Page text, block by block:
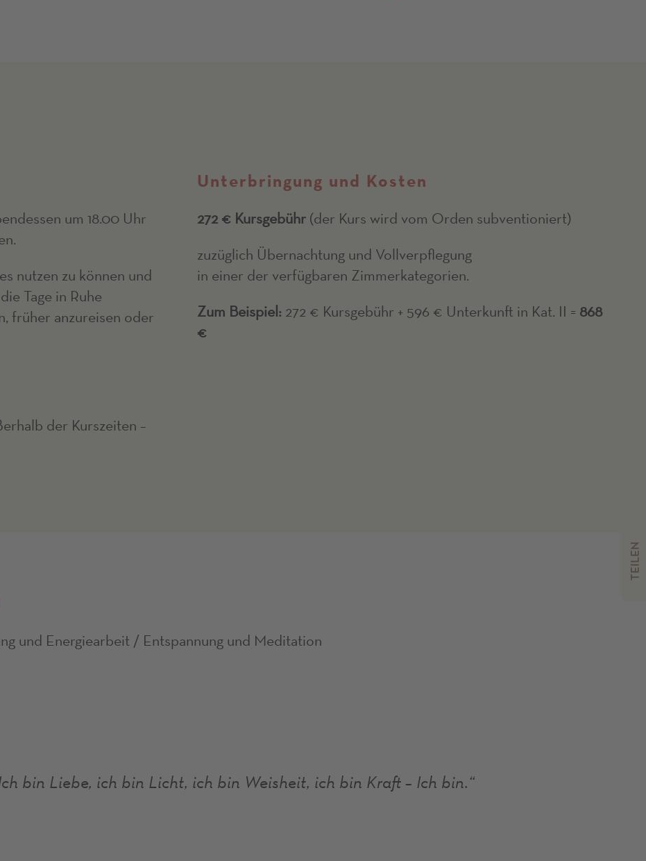
um 18.00 Uhr
nutzen zu können und
Tage in Ruhe
früher anzureisen oder
Unterbringung und Kosten
272 € Kursgebühr(der Kurs wird vom Orden subventioniert)
zuzüglich Übernachtung und Vollverpflegung
in einer der verfügbaren Zimmerkategorien.
Zum Beispiel:272 € Kursgebühr + 596 € Unterkunft in Kat. II = 868
€
der Kurszeiten –
und Energiearbeit / Entspannung und Meditation
bin Liebe, ich bin Licht, ich bin Weisheit, ich bin Kraft – Ich bin.“
TEILEN